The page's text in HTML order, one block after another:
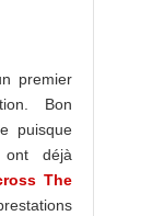
premier
Bon
puisque
ont déjà
The